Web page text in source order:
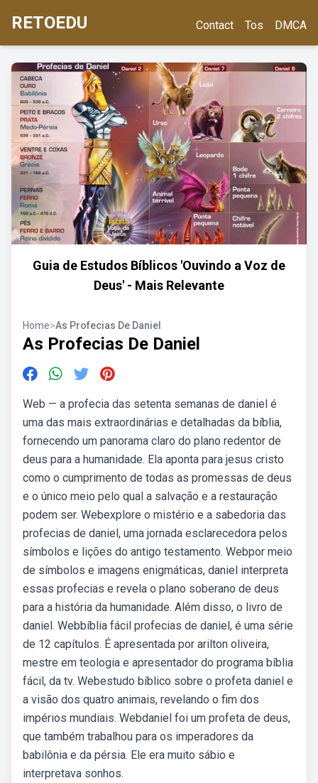
RETOEDU Contact Tos DMCA
Guia de Estudos Bíblicos 'Ouvindo a Voz de
Deus' - Mais Relevante
Home>As Profecias De Daniel
As Profecias De Daniel
Web — a profecia das setenta semanas de daniel é
uma das mais extraordinárias e detalhadas da bíblia,
fornecendo um panorama claro do plano redentor de
deus para a humanidade. Ela aponta para jesus cristo
como o cumprimento de todas as promessas de deus
e o único meio pelo qual a salvação e a restauração
podem ser. Webexplore o mistério e a sabedoria das
profecias de daniel, uma jornada esclarecedora pelos
símbolos e lições do antigo testamento. Webpor meio
de símbolos e imagens enigmáticas, daniel interpreta
essas profecias e revela o plano soberano de deus
para a história da humanidade. Além disso, o livro de
daniel. Webbíblia fácil profecias de daniel, é uma série
de 12 capítulos. É apresentada por arilton oliveira,
mestre em teologia e apresentador do programa bíblia
fácil, da tv. Webestudo bíblico sobre o profeta daniel e
a visão dos quatro animais, revelando o fim dos
impérios mundiais. Webdaniel foi um profeta de deus,
que também trabalhou para os imperadores da
babilônia e da pérsia. Ele era muito sábio e
interpretava sonhos.